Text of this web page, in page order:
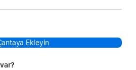
Ekleyin